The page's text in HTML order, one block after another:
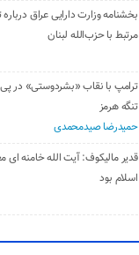
بخشنامه وزارت دارایی عراق
مرتبط با حزب‌الله لبنان
ترامپ با نقاب «بشردوستی» در پی
تنگه هرمز
حمیدرضا صیدمحمدی
قدیر مالیکوف: آیت‌ الله خامنه‌
اسلام بود